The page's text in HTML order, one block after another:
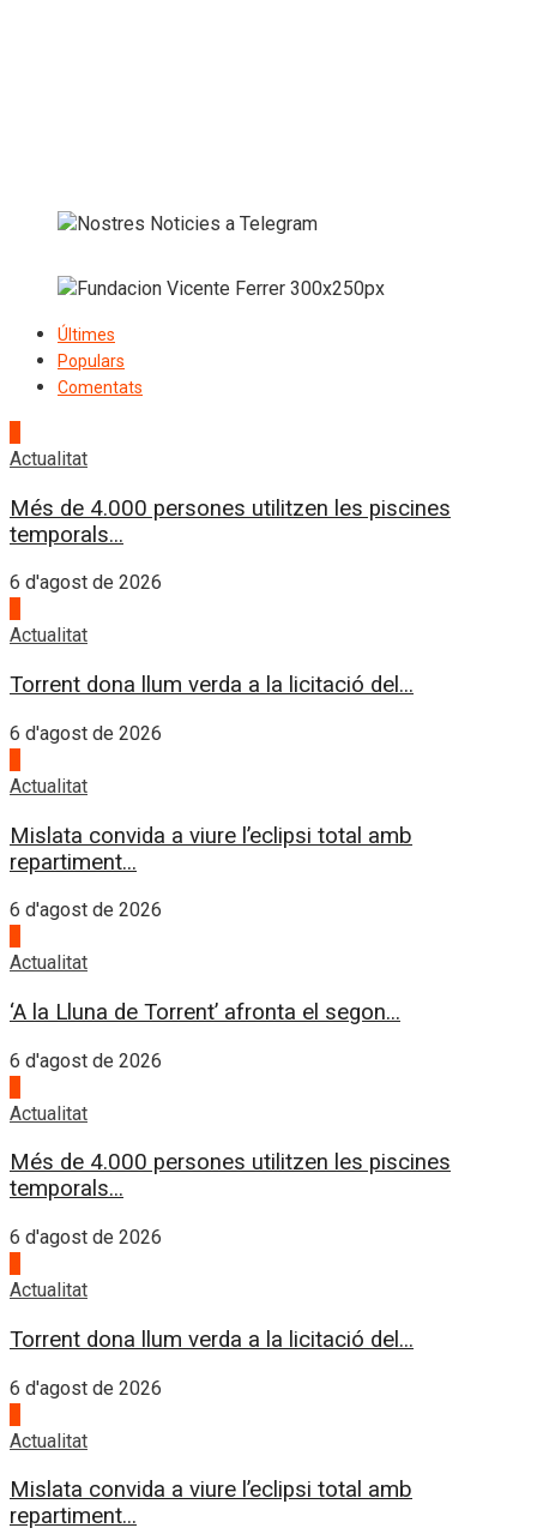
Últimes
Populars
Comentats
Actualitat
Més de 4.000 persones utilitzen les piscines
temporals...
6 d'agost de 2026
Actualitat
Torrent dona llum verda a la licitació del...
6 d'agost de 2026
Actualitat
Mislata convida a viure l’eclipsi total amb
repartiment...
6 d'agost de 2026
Actualitat
‘A la Lluna de Torrent’ afronta el segon...
6 d'agost de 2026
Actualitat
Més de 4.000 persones utilitzen les piscines
temporals...
6 d'agost de 2026
Actualitat
Torrent dona llum verda a la licitació del...
6 d'agost de 2026
Actualitat
Mislata convida a viure l’eclipsi total amb
repartiment...